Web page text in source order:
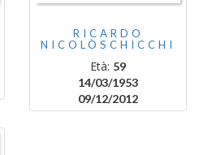
RICARDO
NICOLÒSCHICCHI
Età: 59
14/03/1953
09/12/2012